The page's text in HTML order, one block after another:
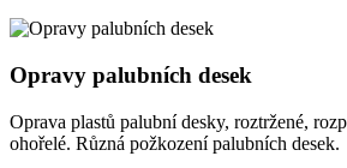
Opravy palubních desek
Oprava plastů palubní desky, roztržené,
ohořelé. Různá požkození palubních desek.